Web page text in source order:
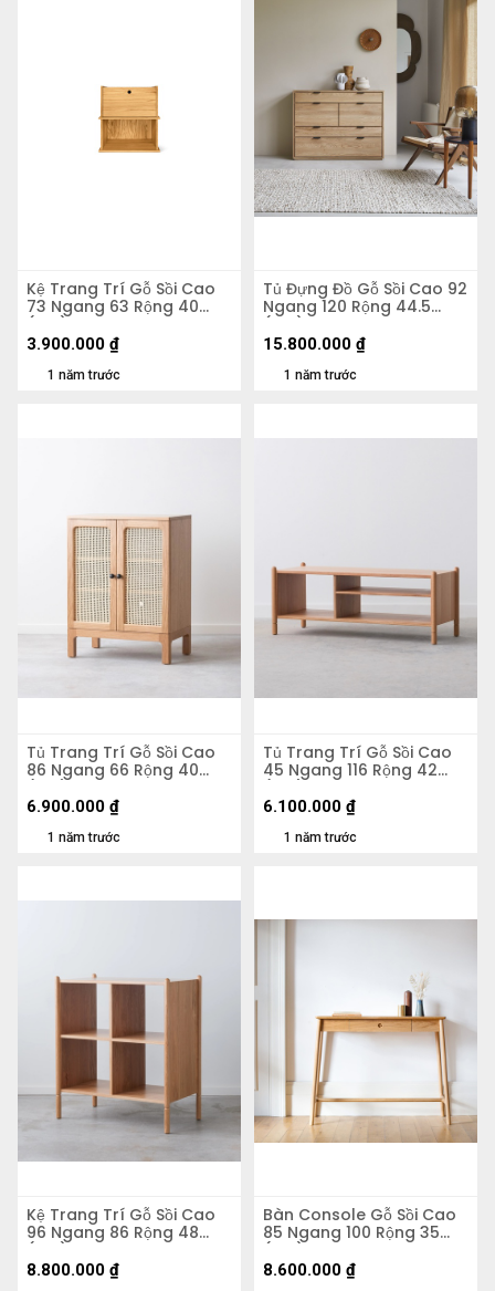
Kệ Trang Trí Gỗ Sồi Cao
73 Ngang 63 Rộng 40
(cm)
1 năm trước
3.900.000 ₫
Tủ Đựng Đồ Gỗ Sồi Cao 92
Ngang 120 Rộng 44.5
(cm)
1 năm trước
15.800.000 ₫
Tủ Trang Trí Gỗ Sồi Cao
86 Ngang 66 Rộng 40
(cm)
1 năm trước
6.900.000 ₫
Tủ Trang Trí Gỗ Sồi Cao
45 Ngang 116 Rộng 42
(cm)
1 năm trước
6.100.000 ₫
Kệ Trang Trí Gỗ Sồi Cao
96 Ngang 86 Rộng 48
(cm)
8.800.000 ₫
Bàn Console Gỗ Sồi Cao
85 Ngang 100 Rộng 35
(cm)
8.600.000 ₫